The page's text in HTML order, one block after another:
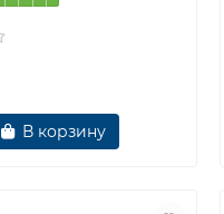
В корзину